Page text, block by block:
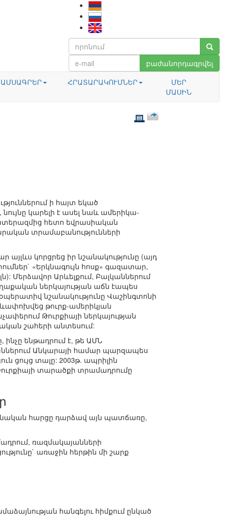
բաժանորդագրվել
ԱՄՍԱԳՐԵՐ ՀՐԱՏԱՐԱԿՈՒՄՆԵՐ
ՄԵՐ
ՄԱՍԻՆ
ի հայտ եկած
կարելի է ասել նաև ամերիկա-
հետո եվրասիական
տրամաբանությունների
կորցրեց իր նշանակությունը (այդ
«Երկնագույն հոսք» գազատար,
Մերձավոր Արևելքում, Բալկաններում
ներկայության աճն էապես
նշանակությունը Վաշինգտոնի
թուրք-ամերիկյան
Թուրքիայի ներկայության
շահերի անտեսում:
ենթադրում է, թե ԱՄՆ
Անկարայի համար պարզապես
ցույց տալը: 2003թ. ապրիլին
տարածքի տրամադրումը
հարցը դարձավ այն պատճառը,
ռազմակայանների
առաջին հերթին մի շարք
հանգելու հիմքում ընկած